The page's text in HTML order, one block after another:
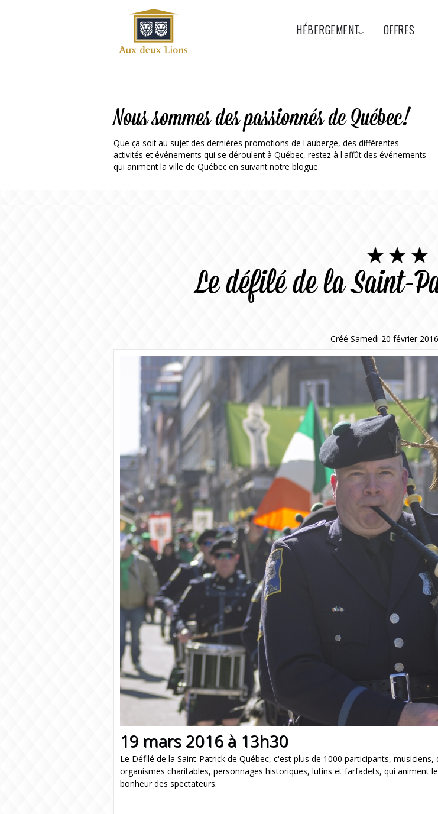
principal
Site
officiel
de
HÉBERGEMENT OFFRES
Nous sommes des passionnés de Québec!
Que ça soit au sujet des dernières promotions de l'auberge, des différentes
activités et événements qui se déroulent à Québec, restez à l'affût des événements
qui animent la ville de Québec en suivant notre blogue.
Le défilé de la Saint-
Créé Samedi 20 février
19 mars 2016 à 13h30
Le Défilé de la Saint-Patrick de Québec, c'est plus de 1000 participants,
organismes charitables, personnages historiques, lutins et farfadets, qui animent
bonheur des spectateurs.